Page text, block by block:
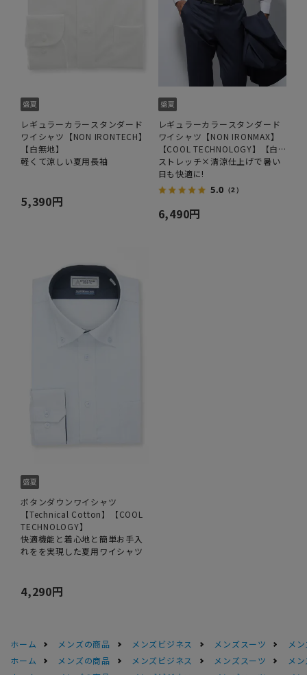
レギュラーカラースタンダード
ワイシャツ【NON IRONTECH】
【白無地】
軽くて涼しい夏用長袖
5,390円
レギュラーカラースタンダード
ワイシャツ【NON IRONMAX】
【COOL TECHNOLOGY】【白
無地】
ストレッチ×清涼仕上げで暑い
日も快適に!
5.0 （2）
6,490円
ボタンダウンワイシャツ
【Technical Cotton】【COOL
TECHNOLOGY】
快適機能と着心地と簡単お手入
れをを実現した夏用ワイシャツ
4,290円
ホーム メンズの商品 メンズビジネス メンズスーツ
メ
ホーム
メンズの商品 メンズビジネス メンズスーツ
メ